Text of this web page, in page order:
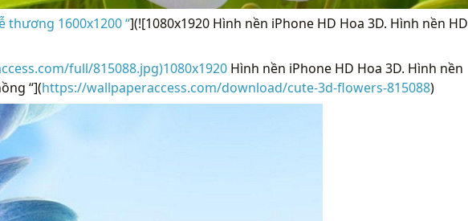
thương 1600x1200 “](![1080x1920 Hình nền iPhone HD Hoa 3D. Hình nền HD
full/815088.jpg)1080x1920Hình nền iPhone HD Hoa 3D. Hình nền
“](https://wallpaperaccess.com/download/cute-3d-flowers-815088)